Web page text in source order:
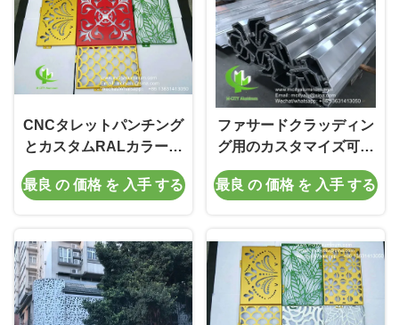
CNCタレットパンチング
とカスタムRALカラーを
備えた粉体塗装アルミニ
ウムファサードパネル
最良 の 価格 を 入手 する
ファサードクラッディン
グ用のカスタマイズ可能
なデザインとCNCタレッ
トパンチングを備えた粉
最良 の 価格 を 入手 する